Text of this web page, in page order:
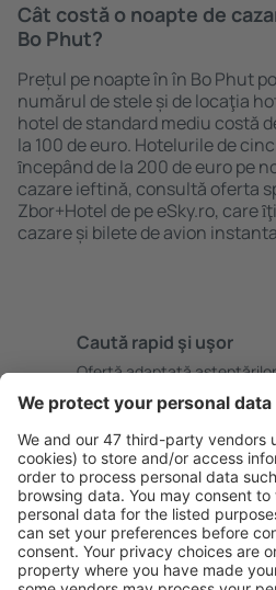
Cât costă o noapte de
Bo Phut?
Prețul pe noapte în în Bo Phut
numărul de stele și de locaţia
hotel de standard mediu costă
la 100 de euro. Hotelurile de
ȋncepând de la 200 de euro pe
cazare ieftină, consultă oferta
Zbor+Hotel de pe eSky.ro, care
cazare și bilete de avion
Caută rapid şi uşor
Ofertă adaptată
Planifică ȋn siguranţă
Rezervare fără griji cu
Economiseşte mai mult
Prețuri atractive și oferte
conectați.